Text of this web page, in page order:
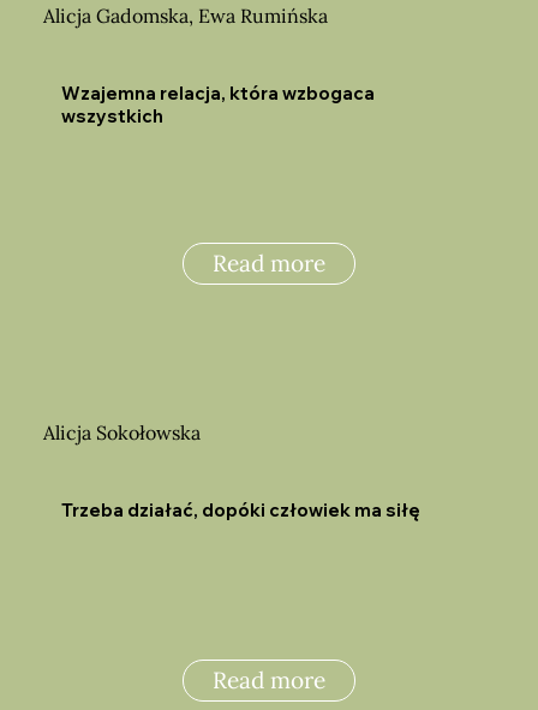
Wzajemna relacja, która wzbogaca
wszystkich
Alicja Gadomska, Ewa Rumińska
Read more
Trzeba działać, dopóki człowiek ma siłę
Alicja Sokołowska
Read more